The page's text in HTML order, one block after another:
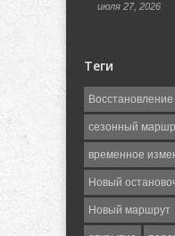
июля 27, 2026
Теги
сезонный
временное
Новый
Новый маршрут